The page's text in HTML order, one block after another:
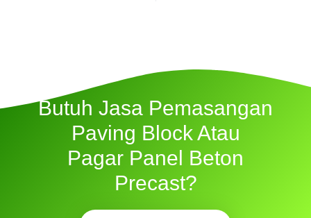
Butuh Jasa Pemasangan
Paving Block Atau
Pagar Panel Beton
Precast?